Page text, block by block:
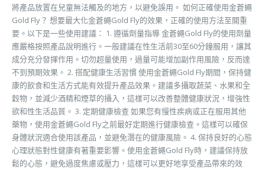
將產品放置在兒童無法觸及的地方，以避免誤用。 如何正確使用金蒼蠅
Gold Fly？ 想要最大化金蒼蠅Gold Fly的效果，正確的使用方法至關重
要。以下是一些使用建議： 1. 遵循劑量指導 金蒼蠅Gold Fly的使用劑量
應嚴格按照產品說明進行。一般建議在性生活前30至60分鐘服用，讓其
成分充分發揮作用。切勿超量使用，過量可能增加副作用風險，反而達
不到預期效果。 2. 搭配健康生活習慣 使用金蒼蠅Gold Fly期間，保持健
康的飲食和生活方式能有效提升產品效果。建議多攝取蔬菜、水果和全
穀物，並減少酒精和煙草的攝入，這樣可以改善整體健康狀況，增強性
欲和性生活品質。 3. 定期健康檢查 如果您有慢性疾病或正在服用其他
藥物，使用金蒼蠅Gold Fly之前最好定期進行健康檢查。這樣可以確保
身體狀況適合使用該產品，並避免潛在的健康風險。 4. 保持良好的心態
心理狀態對性健康有著重要影響。使用金蒼蠅Gold Fly時，建議保持放
鬆的心態，避免過度焦慮或壓力，這樣可以更好地享受產品帶來的效